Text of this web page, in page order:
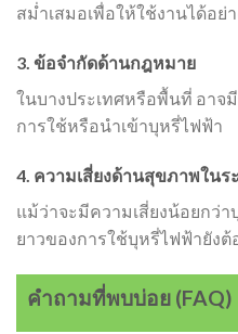
สม่ำเสมอเพื่อให้ใช้งานได้อย่
3. ข้อจำกัดด้านกฎหมาย
ในบางประเทศหรือพื้นที่ อาจ
การใช้หรือนำเข้าบุหรี่ไฟฟ้า
4. ความเสี่ยงด้านสุขภาพในร
แม้ว่าจะมีความเสี่ยงน้อยกว่
ยาวของการใช้บุหรี่ไฟฟ้ายังต้
คำถามที่พบบ่อย (FAQ)